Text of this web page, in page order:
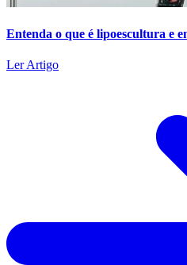
Entenda o que é lipoescultura e
Ler Artigo